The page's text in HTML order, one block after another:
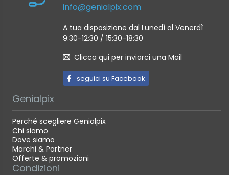
info@genialpix.com
A tua disposizione dal Lunedì al Venerdì
9:30-12:30 / 15:30-18:30
Clicca qui per inviarci una Mail
seguici su Facebook
Genialpix
Perché scegliere Genialpix
Chi siamo
Dove siamo
Marchi & Partner
Offerte & promozioni
Condizioni